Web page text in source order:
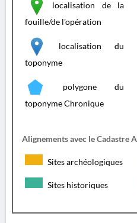
localisation de la
fouille/de l'opération
localisation du
toponyme
polygone du
toponyme Chronique
Alignements avec le Cadastre
Sites archéologiques
Sites historiques